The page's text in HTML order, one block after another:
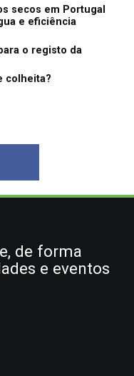
secos em Portugal
e eficiência
o registo da
colheita?
de forma
e eventos